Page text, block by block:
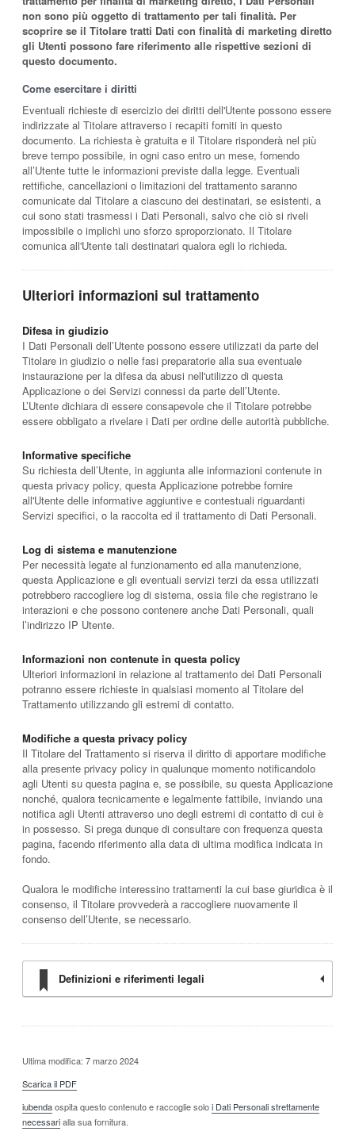
non sono più oggetto di trattamento per tali finalità. Per
scoprire se il Titolare tratti Dati con finalità di marketing diretto
gli Utenti possono fare riferimento alle rispettive sezioni di
questo documento.
Come esercitare i diritti
Eventuali richieste di esercizio dei diritti dell'Utente possono essere
indirizzate al Titolare attraverso i recapiti forniti in questo
documento. La richiesta è gratuita e il Titolare risponderà nel più
breve tempo possibile, in ogni caso entro un mese, fornendo
all’Utente tutte le informazioni previste dalla legge. Eventuali
rettifiche, cancellazioni o limitazioni del trattamento saranno
comunicate dal Titolare a ciascuno dei destinatari, se esistenti, a
cui sono stati trasmessi i Dati Personali, salvo che ciò si riveli
impossibile o implichi uno sforzo sproporzionato. Il Titolare
comunica all'Utente tali destinatari qualora egli lo richieda.
Ulteriori informazioni sul trattamento
Difesa in giudizio
I Dati Personali dell’Utente possono essere utilizzati da parte del
Titolare in giudizio o nelle fasi preparatorie alla sua eventuale
instaurazione per la difesa da abusi nell'utilizzo di questa
Applicazione o dei Servizi connessi da parte dell’Utente.
L’Utente dichiara di essere consapevole che il Titolare potrebbe
essere obbligato a rivelare i Dati per ordine delle autorità pubbliche.
Informative specifiche
Su richiesta dell’Utente, in aggiunta alle informazioni contenute in
questa privacy policy, questa Applicazione potrebbe fornire
all'Utente delle informative aggiuntive e contestuali riguardanti
Servizi specifici, o la raccolta ed il trattamento di Dati Personali.
Log di sistema e manutenzione
Per necessità legate al funzionamento ed alla manutenzione,
questa Applicazione e gli eventuali servizi terzi da essa utilizzati
potrebbero raccogliere log di sistema, ossia file che registrano le
interazioni e che possono contenere anche Dati Personali, quali
l’indirizzo IP Utente.
Informazioni non contenute in questa policy
Ulteriori informazioni in relazione al trattamento dei Dati Personali
potranno essere richieste in qualsiasi momento al Titolare del
Trattamento utilizzando gli estremi di contatto.
Modifiche a questa privacy policy
Il Titolare del Trattamento si riserva il diritto di apportare modifiche
alla presente privacy policy in qualunque momento notificandolo
agli Utenti su questa pagina e, se possibile, su questa Applicazione
nonché, qualora tecnicamente e legalmente fattibile, inviando una
notifica agli Utenti attraverso uno degli estremi di contatto di cui è
in possesso. Si prega dunque di consultare con frequenza questa
pagina, facendo riferimento alla data di ultima modifica indicata in
fondo.
Qualora le modifiche interessino trattamenti la cui base giuridica è il
consenso, il Titolare provvederà a raccogliere nuovamente il
consenso dell’Utente, se necessario.
Definizioni e riferimenti legali
Ultima modifica: 7 marzo 2024
Scarica il PDF
iubendaospita questo contenuto e raccoglie soloi Dati Personali strettamente
necessarialla sua fornitura.